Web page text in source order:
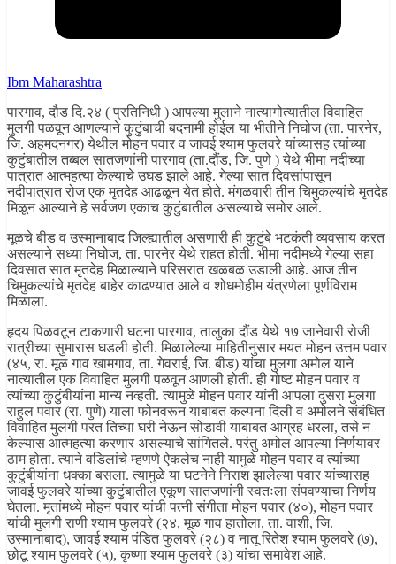
Ibm Maharashtra
पारगाव, दौड दि.२४ ( प्रतिनिधी ) आपल्या मुलाने नात्यागोत्यातील विवाहित
मुलगी पळवून आणल्याने कुटुंबाची बदनामी होईल या भीतीने निघोज (ता. पारनेर,
जि. अहमदनगर) येथील मोहन पवार व जावई श्याम फुलवरे यांच्यासह त्यांच्या
कुटुंबातील तब्बल सातजणांनी पारगाव (ता.दौंड, जि. पुणे ) येथे भीमा नदीच्या
पात्रात आत्महत्या केल्याचे उघड झाले आहे. गेल्या सात दिवसांपासून
नदीपात्रात रोज एक मृतदेह आढळून येत होते. मंगळवारी तीन चिमुकल्यांचे मृतदेह
मिळून आल्याने हे सर्वजण एकाच कुटुंबातील असल्याचे समोर आले.
मूळचे बीड व उस्मानाबाद जिल्ह्यातील असणारी ही कुटुंबे भटकंती व्यवसाय करत
असल्याने सध्या निघोज, ता. पारनेर येथे राहत होती. भीमा नदीमध्ये गेल्या सहा
दिवसात सात मृतदेह मिळाल्याने परिसरात खळबळ उडाली आहे. आज तीन
चिमुकल्यांचे मृतदेह बाहेर काढण्यात आले व शोधमोहीम यंत्रणेला पूर्णविराम
मिळाला.
हृदय पिळवटून टाकणारी घटना पारगाव, तालुका दौंड येथे १७ जानेवारी रोजी
रात्रीच्या सुमारास घडली होती. मिळालेल्या माहितीनुसार मयत मोहन उत्तम पवार
(४५, रा. मूळ गाव खामगाव, ता. गेवराई, जि. बीड) यांचा मुलगा अमोल याने
नात्यातील एक विवाहित मुलगी पळवून आणली होती. ही गोष्ट मोहन पवार व
त्यांच्या कुटुंबीयांना मान्य नव्हती. त्यामुळे मोहन पवार यांनी आपला दुसरा मुलगा
राहुल पवार (रा. पुणे) याला फोनवरून याबाबत कल्पना दिली व अमोलने संबंधित
विवाहित मुलगी परत तिच्या घरी नेऊन सोडावी याबाबत आग्रह धरला, तसे न
केल्यास आत्महत्या करणार असल्याचे सांगितले. परंतु अमोल आपल्या निर्णयावर
ठाम होता. त्याने वडिलांचे म्हणणे ऐकलेच नाही यामुळे मोहन पवार व त्यांच्या
कुटुंबीयांना धक्का बसला. त्यामुळे या घटनेने निराश झालेल्या पवार यांच्यासह
जावई फुलवरे यांच्या कुटुंबातील एकूण सातजणांनी स्वतःला संपवण्याचा निर्णय
घेतला. मृतांमध्ये मोहन पवार यांची पत्नी संगीता मोहन पवार (४०), मोहन पवार
यांची मुलगी राणी श्याम फुलवरे (२४, मूळ गाव हातोला, ता. वाशी, जि.
उस्मानाबाद), जावई श्याम पंडित फुलवरे (२८) व नातू रितेश श्याम फुलवरे (७),
छोटू श्याम फुलवरे (५), कृष्णा श्याम फुलवरे (३) यांचा समावेश आहे.